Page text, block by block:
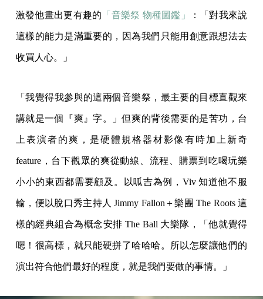
激發他畫出更有趣的 「音樂祭 物種圖鑑」 ：「對我來說
這樣的能力是滿重要的，因為我們只能用創意跟想法去
收買人心。」
「我覺得我參與的這兩個音樂祭，最主要的目標直觀來
講就是一個『爽』字。」但爽的背後需要的是苦功，台
上表演者的爽，是硬體規格器材影像有時加上新奇
feature，台下觀眾的爽從動線、流程、購票到吃喝玩樂
小小的東西都需要顧及。以呱吉為例，Viv 知道他不服
輸，便以脫口秀主持人 Jimmy Fallon＋樂團 The Roots 這
樣的經典組合為概念安排 The Ball 大樂隊，「他就覺得
嗯！很高標，就只能硬拼了哈哈哈。所以怎麼讓他們的
演出符合他們最好的程度，就是我們要做的事情。」